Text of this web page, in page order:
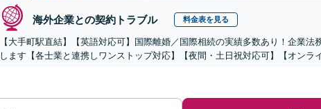
海外企業との契約トラブル 料金表を見る
【大手町駅直結】【英語対応可】国際離婚／国際相続の実績多数あり！企業法
します【各士業と連携しワンストップ対応】【夜間・土日祝対応可】【オンラ